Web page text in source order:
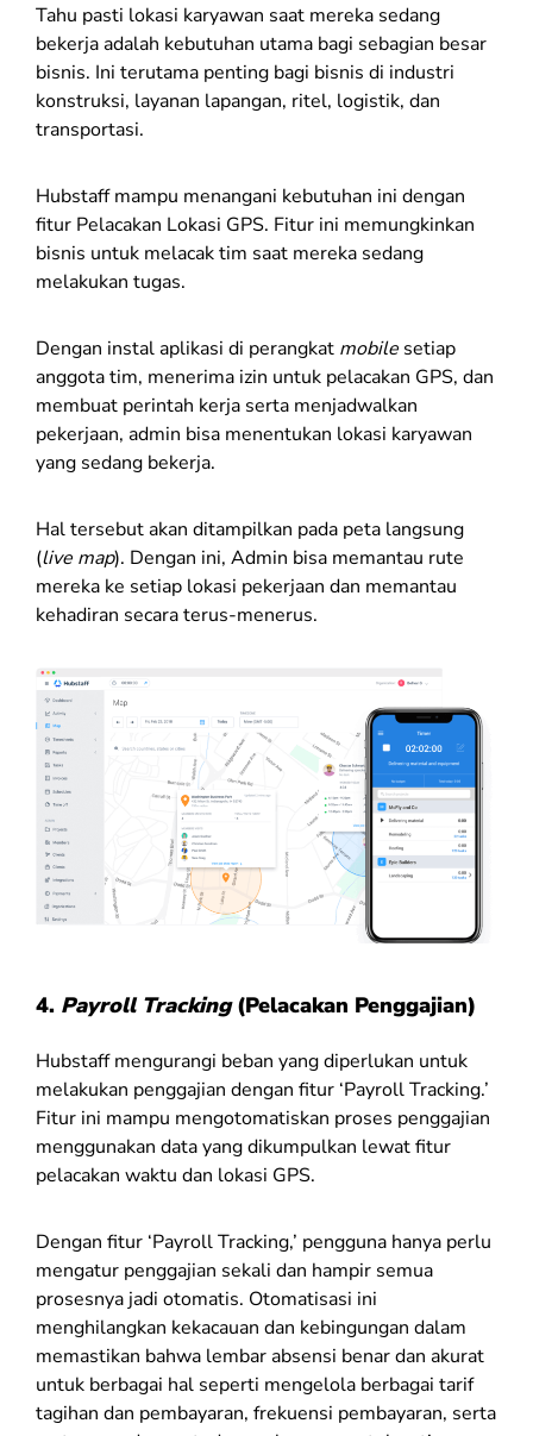
Tahu pasti lokasi karyawan saat mereka sedang
bekerja adalah kebutuhan utama bagi sebagian besar
bisnis. Ini terutama penting bagi bisnis di industri
konstruksi, layanan lapangan, ritel, logistik, dan
transportasi.
Hubstaff mampu menangani kebutuhan ini dengan
fitur Pelacakan Lokasi GPS. Fitur ini memungkinkan
bisnis untuk melacak tim saat mereka sedang
melakukan tugas.
Dengan instal aplikasi di perangkat mobile setiap
anggota tim, menerima izin untuk pelacakan GPS, dan
membuat perintah kerja serta menjadwalkan
pekerjaan, admin bisa menentukan lokasi karyawan
yang sedang bekerja.
Hal tersebut akan ditampilkan pada peta langsung
(live map). Dengan ini, Admin bisa memantau rute
mereka ke setiap lokasi pekerjaan dan memantau
kehadiran secara terus-menerus.
4. Payroll Tracking(Pelacakan Penggajian)
Hubstaff mengurangi beban yang diperlukan untuk
melakukan penggajian dengan fitur ‘Payroll Tracking.’
Fitur ini mampu mengotomatiskan proses penggajian
menggunakan data yang dikumpulkan lewat fitur
pelacakan waktu dan lokasi GPS.
Dengan fitur ‘Payroll Tracking,’ pengguna hanya perlu
mengatur penggajian sekali dan hampir semua
prosesnya jadi otomatis. Otomatisasi ini
menghilangkan kekacauan dan kebingungan dalam
memastikan bahwa lembar absensi benar dan akurat
untuk berbagai hal seperti mengelola berbagai tarif
tagihan dan pembayaran, frekuensi pembayaran, serta